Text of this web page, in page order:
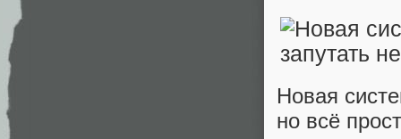
Новая
но всё